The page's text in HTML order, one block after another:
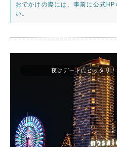
おでかけの際には、事前に公式
い。
夜はデートにピッタリ